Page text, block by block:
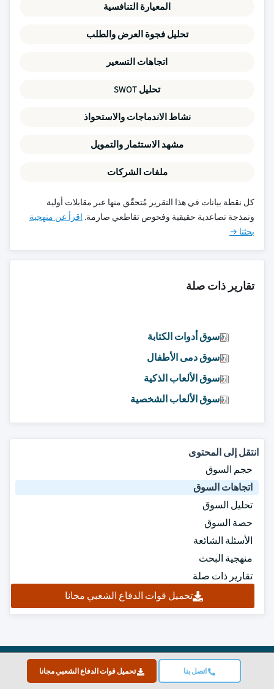
اتصل بنا تحميل قوات الدفاع الشعبي مجانا
المعيارة التنافسية
تحليل فجوة العرض والطلب
اتجاهات التسعير
تحليل SWOT
نشاط الاندماجات والاستحواذ
مشهد الاستثمار والتمويل
ملفات الشركات
كل نقطة بيانات في هذا التقرير مُتحقّق منها عبر مقابلات أولية
ونمذجة تصاعدية حقيقية وفحوص تقاطعي صارمة. اقرأ عن منهجية
بحثنا →
تقارير ذات صلة
سوق أدوات الكتابة
سوق دمى الأطفال
سوق الألعاب الذكية
سوق الألعاب الشخصية
انتقل إلى المحتوى
حجم السوق
اتجاهات السوق
تحليل السوق
حصة السوق
الأسئلة الشائعة
منهجية البحث
تقارير ذات صلة
تحميل قوات الدفاع الشعبي مجانا
معتمد بشهادة ISO